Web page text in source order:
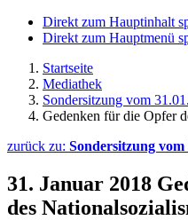
Direkt zum Hauptinhalt
Direkt zum Hauptmenü
Startseite
Mediathek
Sondersitzung vom
Gedenken für die Opfer
zurück zu: Sondersitzung vom
31. Januar 2018
des